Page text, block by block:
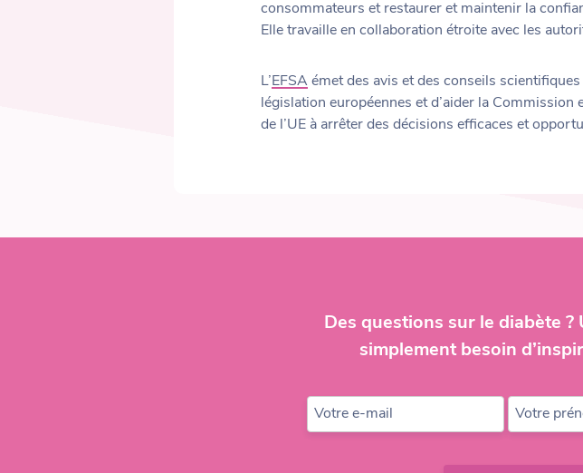
consommateurs et restaurer et maintenir la
Elle travaille en collaboration étroite avec les
L’EFSA émet des avis et des conseils
législation européennes et d’aider la
de l’UE à arrêter des décisions efficaces et
Des questions sur le diabète
simplement besoin
Votre e-mail Votre